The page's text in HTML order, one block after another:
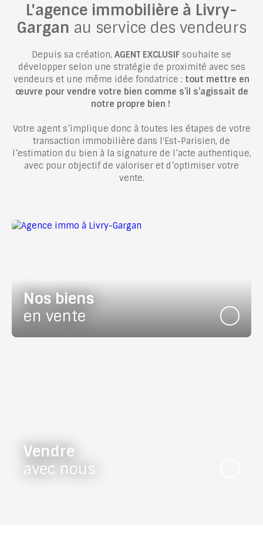
L'agence immobilière à Livry-
Gargan au service des vendeurs
Depuis sa création, AGENT EXCLUSIF souhaite se
développer selon une stratégie de proximité avec ses
vendeurs et une même idée fondatrice : tout mettre en
œuvre pour vendre votre bien comme s’il s’agissait de
notre propre bien !
Votre agent s’implique donc à toutes les étapes de votre
transaction immobilière dans l'Est-Parisien, de
l’estimation du bien à la signature de l’acte authentique,
avec pour objectif de valoriser et d’optimiser votre
vente.
Nos biens
en vente
Vendre
avec nous